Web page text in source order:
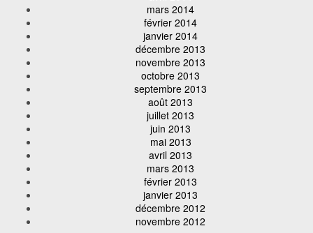
mars 2014
février 2014
janvier 2014
décembre 2013
novembre 2013
octobre 2013
septembre 2013
août 2013
juillet 2013
juin 2013
mai 2013
avril 2013
mars 2013
février 2013
janvier 2013
décembre 2012
novembre 2012